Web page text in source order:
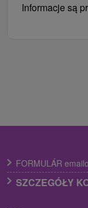
Informacje są
FORMULÁR
SZCZEGÓŁY